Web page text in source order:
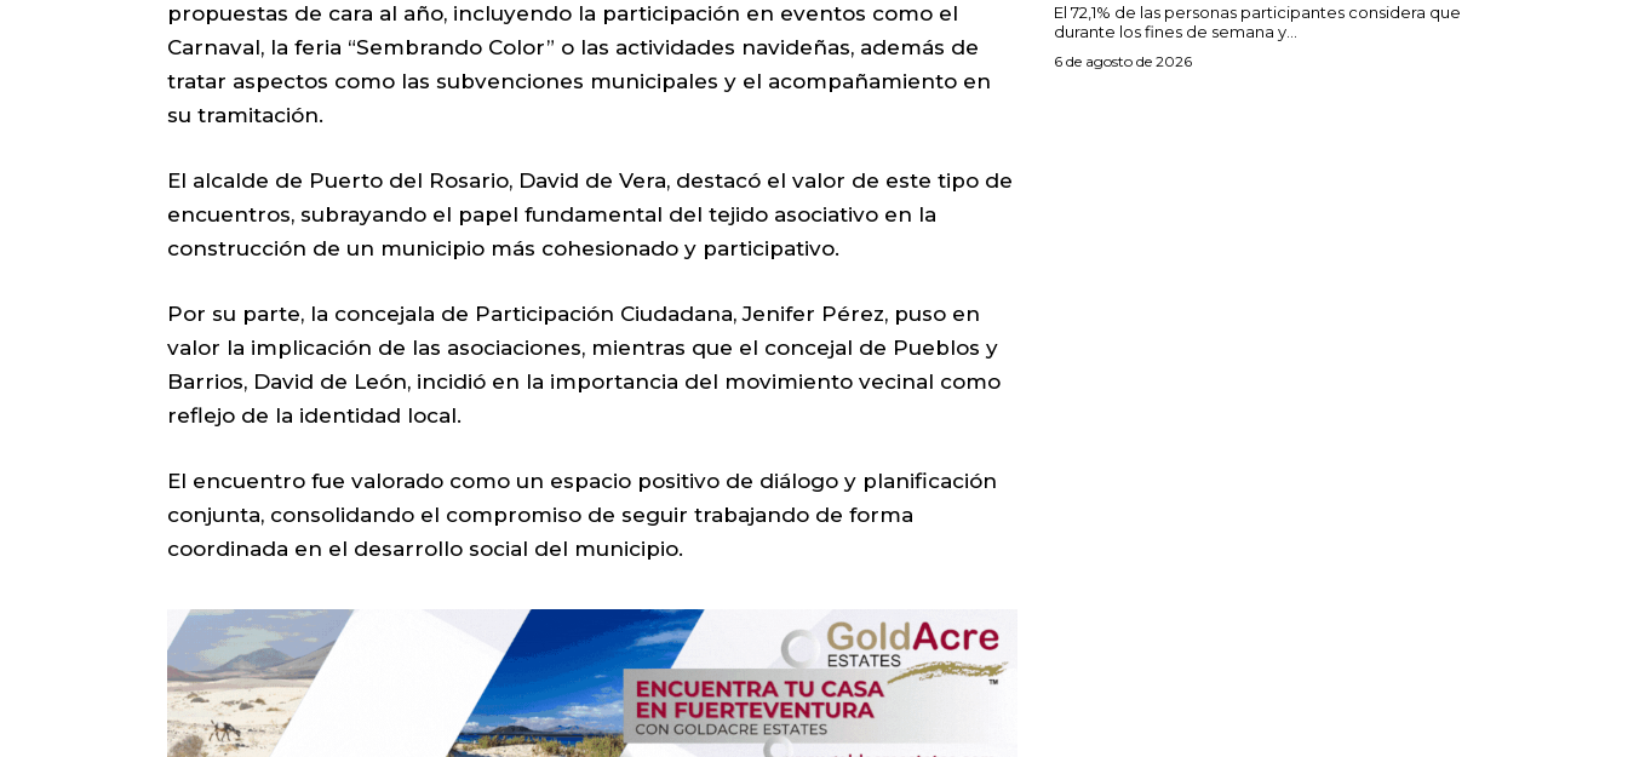
propuestas de cara al año, incluyendo la participación en eventos como el
Carnaval, la feria “Sembrando Color” o las actividades navideñas, además de
tratar aspectos como las subvenciones municipales y el acompañamiento en
su tramitación.
El alcalde de Puerto del Rosario, David de Vera, destacó el valor de este tipo de
encuentros, subrayando el papel fundamental del tejido asociativo en la
construcción de un municipio más cohesionado y participativo.
Por su parte, la concejala de Participación Ciudadana, Jenifer Pérez, puso en
valor la implicación de las asociaciones, mientras que el concejal de Pueblos y
Barrios, David de León, incidió en la importancia del movimiento vecinal como
reflejo de la identidad local.
El encuentro fue valorado como un espacio positivo de diálogo y planificación
conjunta, consolidando el compromiso de seguir trabajando de forma
coordinada en el desarrollo social del municipio.
El 72,1% de las personas participantes considera que
durante los fines de semana y...
6 de agosto de 2026